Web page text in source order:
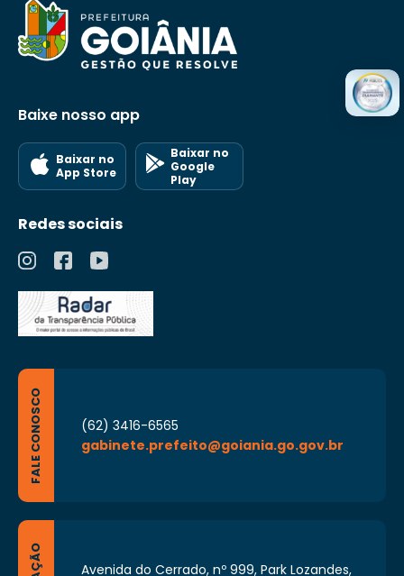
Baixe nosso app
Baixar no
App Store
Baixar no
Google
Play
Redes sociais
FALE CONOSCO
(62) 3416-6565
gabinete.prefeito@goiania.go.gov.br
Avenida do Cerrado, nº 999, Park Lozandes,